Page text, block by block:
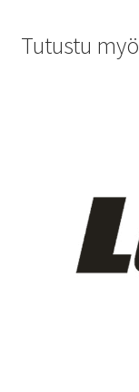
Tutustu